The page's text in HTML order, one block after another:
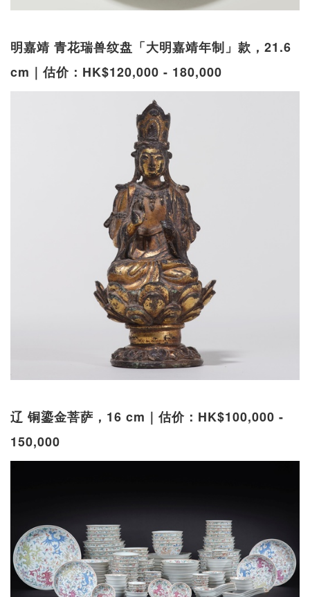
明嘉靖 青花瑞兽纹盘「大明嘉靖年制」款，21.6
cm｜估价：HK$120,000 - 180,000
辽 铜鎏金菩萨，16 cm｜估价：HK$100,000 -
150,000